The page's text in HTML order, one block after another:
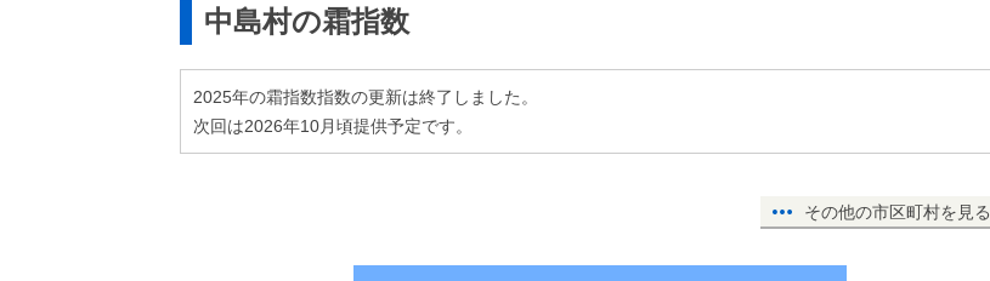
中島村の霜指数
2025年の霜指数指数の更新は終了しました。
次回は2026年10月頃提供予定です。
その他の市区町村を見る